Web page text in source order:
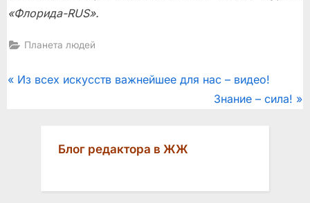
«Флорида-RUS».
Планета людей
Post
P
Из всех искусств важнейшее для нас – видео!
N
o
Знание – сила!
Блог редактора в ЖЖ